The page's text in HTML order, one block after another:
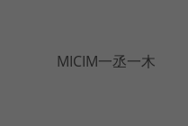
MICIM一丞一木